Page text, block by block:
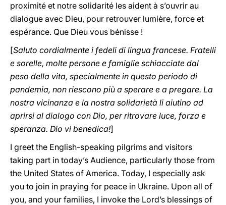
proximité et notre solidarité les aident à s’ouvrir au
dialogue avec Dieu, pour retrouver lumière, force et
espérance. Que Dieu vous bénisse !
[Saluto cordialmente i fedeli di lingua francese. Fratelli
e sorelle, molte persone e famiglie schiacciate dal
peso della vita, specialmente in questo periodo di
pandemia, non riescono più a sperare e a pregare. La
nostra vicinanza e la nostra solidarietà li aiutino ad
aprirsi al dialogo con Dio, per ritrovare luce, forza e
speranza. Dio vi benedica!]
I greet the English-speaking pilgrims and visitors
taking part in today’s Audience, particularly those from
the United States of America. Today, I especially ask
you to join in praying for peace in Ukraine. Upon all of
you, and your families, I invoke the Lord’s blessings of